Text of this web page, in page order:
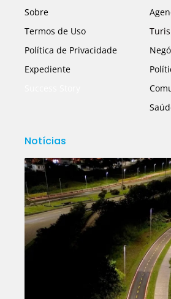
Sobre
Termos de Uso
Política de Privacidade
Expediente
Notícias